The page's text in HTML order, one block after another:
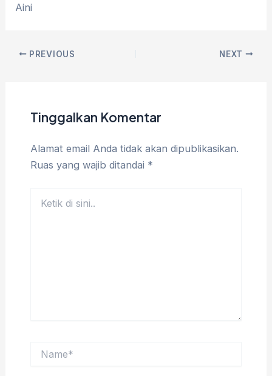
Aini
PREVIOUS NEXT
Tinggalkan Komentar
Alamat email Anda tidak akan dipublikasikan.
Ruas yang wajib ditandai *